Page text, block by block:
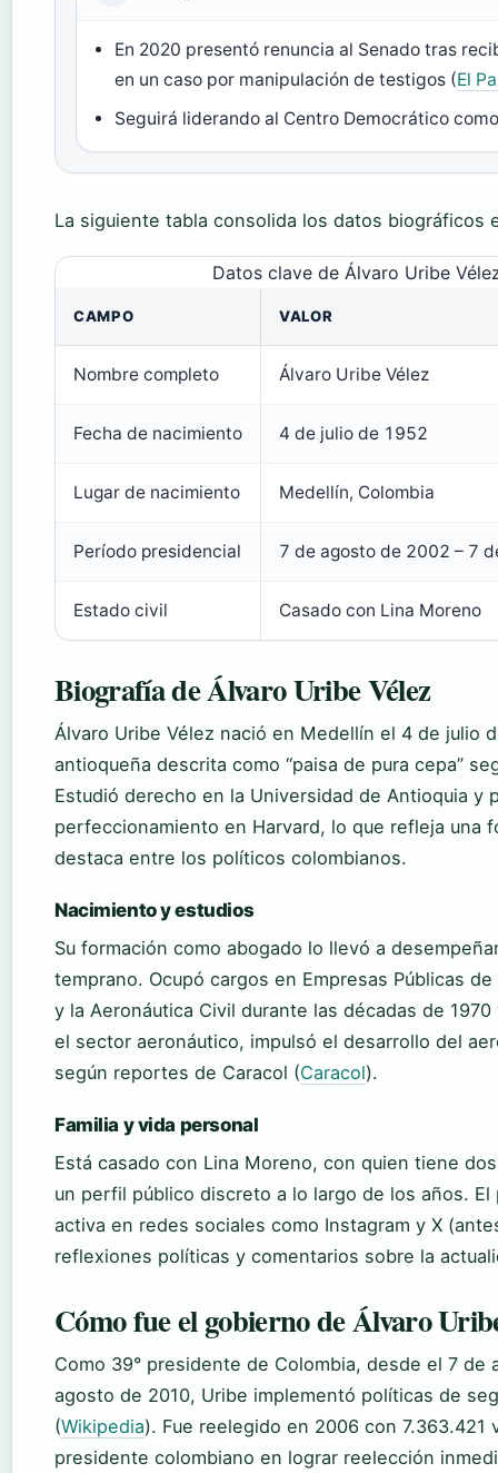
En 2020 presentó renuncia al Senado tras
en un caso por manipulación de testigos (El
Seguirá liderando al Centro Democrático
La siguiente tabla consolida los datos biográficos
Datos clave de Álvaro Uribe
CAMPO VALOR
Nombre completo Álvaro Uribe Vélez
Fecha de nacimiento 4 de julio de 1952
Lugar de nacimiento Medellín, Colombia
Período presidencial 7 de agosto de 2002 – 7
Estado civil Casado con Lina Moreno
Biografía de Álvaro Uribe Vélez
Álvaro Uribe Vélez nació en Medellín el 4 de julio
antioqueña descrita como “paisa de pura cepa”
Estudió derecho en la Universidad de Antioquia y
perfeccionamiento en Harvard, lo que refleja una
destaca entre los políticos colombianos.
Nacimiento y estudios
Su formación como abogado lo llevó a
temprano. Ocupó cargos en Empresas Públicas
y la Aeronáutica Civil durante las décadas de 1970
el sector aeronáutico, impulsó el desarrollo del
según reportes de Caracol (Caracol).
Familia y vida personal
Está casado con Lina Moreno, con quien tiene
un perfil público discreto a lo largo de los años.
activa en redes sociales como Instagram y X
reflexiones políticas y comentarios sobre la
Cómo fue el gobierno de Álvaro
Como 39° presidente de Colombia, desde el 7 de
agosto de 2010, Uribe implementó políticas de
(Wikipedia). Fue reelegido en 2006 con
presidente colombiano en lograr reelección